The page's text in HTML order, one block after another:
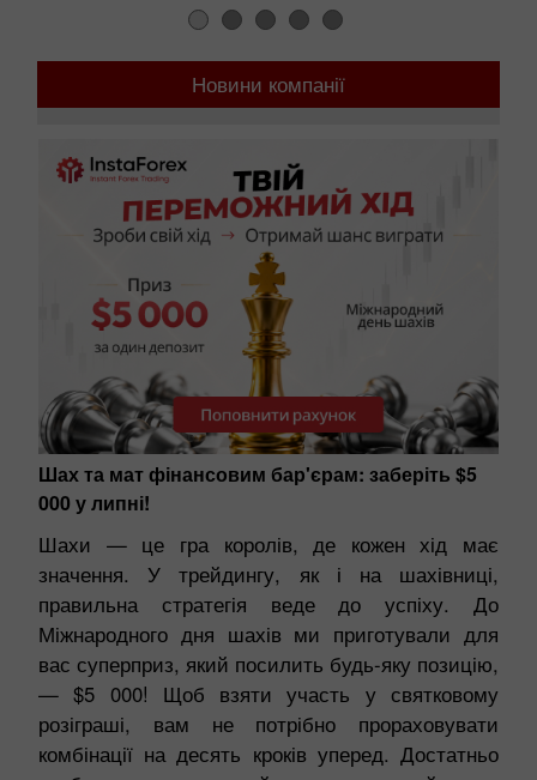
Новини компанії
Шах та мат фінансовим бар'єрам: заберіть $5
000 у липні!
Шахи — це гра королів, де кожен хід має
значення. У трейдингу, як і на шахівниці,
правильна стратегія веде до успіху. До
Міжнародного дня шахів ми приготували для
вас суперприз, який посилить будь-яку позицію,
— $5 000! Щоб взяти участь у святковому
розіграші, вам не потрібно прораховувати
комбінації на десять кроків уперед. Достатньо